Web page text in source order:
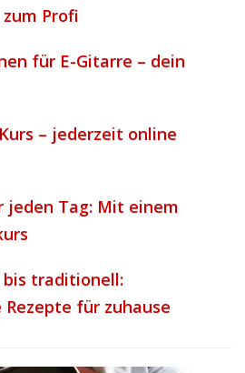
Profi
für E-Gitarre – dein
– jederzeit online
jeden Tag: Mit einem
bis traditionell:
Rezepte für zuhause